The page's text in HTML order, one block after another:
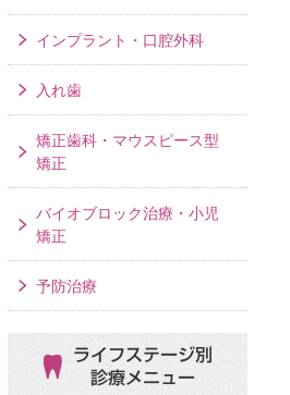
インプラント・口腔外科
入れ歯
矯正歯科・マウスピース型
矯正
バイオブロック治療・小児
矯正
予防治療
ライフステージ別
診療メニュー